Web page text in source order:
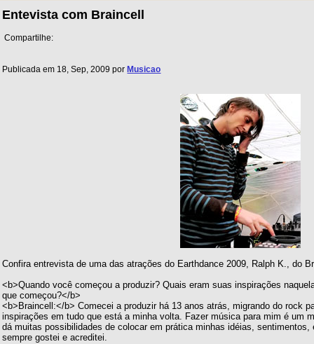
Entevista com Braincell
Compartilhe:
Publicada em 18, Sep, 2009 por Musicao
Confira entrevista de uma das atrações do Earthdance 2009, Ralph K., do
<b>Quando você começou a produzir? Quais eram suas inspirações
que começou?</b>
<b>Braincell:</b> Comecei a produzir há 13 anos atrás, migrando do rock
inspirações em tudo que está a minha volta. Fazer música para mim é um
dá muitas possibilidades de colocar em prática minhas idéias,
sempre gostei e acreditei.